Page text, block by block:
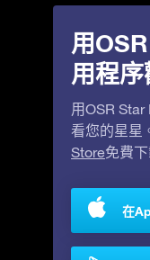
用
用程序
用OSR
看您的星星
Store免費
在